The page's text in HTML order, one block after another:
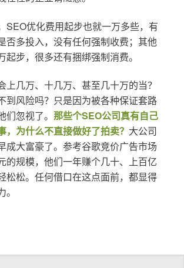
SEO优化费用起步也就一万多些，有
否多投入，没有任何强制收费；其他
起步，很多还有捆绑强制消费。
上几万、十几万、甚至几十万的当？
到风险吗？只是因为被各种保证套路
们忽视了。 那些个SEO公司真有自己
，为什么不直接做好了拍卖？ 大公司
成大富豪了。参考谷歌竞价广告市场
的规模，他们一年赚个几十、上百亿
松松。任何借口在这点面前，都显得